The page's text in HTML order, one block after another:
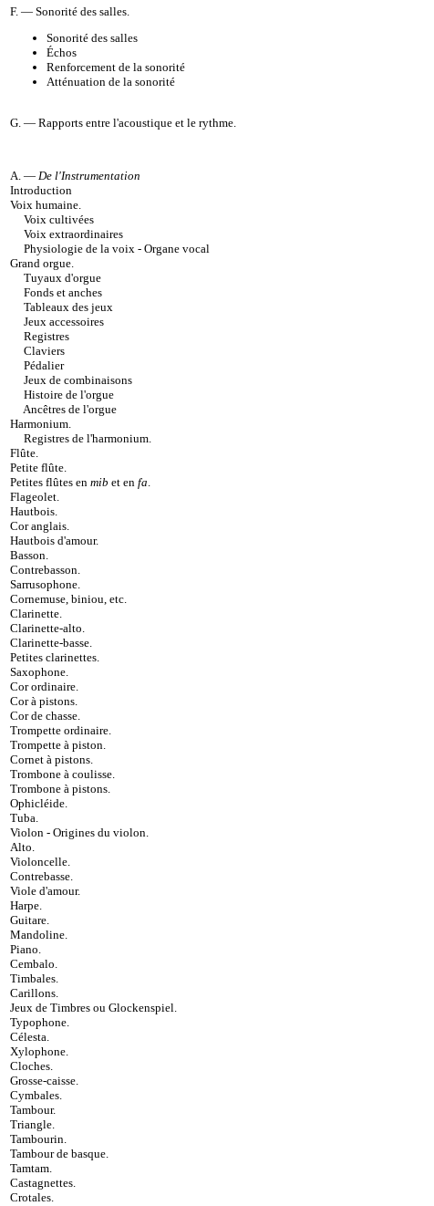
F. — Sonorité des salles.
Sonorité des salles
Échos
Renforcement de la sonorité
Atténuation de la sonorité
G. — Rapports entre l'acoustique et le rythme.
A. — De l'Instrumentation
Introduction
Voix humaine.
Voix cultivées
Voix extraordinaires
Physiologie de la voix - Organe vocal
Grand orgue.
Tuyaux d'orgue
Fonds et anches
Tableaux des jeux
Jeux accessoires
Registres
Claviers
Pédalier
Jeux de combinaisons
Histoire de l'orgue
Ancêtres de l'orgue
Harmonium.
Registres de l'harmonium.
Flûte.
Petite flûte.
Petites flûtes en mib et en fa.
Flageolet.
Hautbois.
Cor anglais.
Hautbois d'amour.
Basson.
Contrebasson.
Sarrusophone.
Cornemuse, biniou, etc.
Clarinette.
Clarinette-alto.
Clarinette-basse.
Petites clarinettes.
Saxophone.
Cor ordinaire.
Cor à pistons.
Cor de chasse.
Trompette ordinaire.
Trompette à piston.
Cornet à pistons.
Trombone à coulisse.
Trombone à pistons.
Ophicléide.
Tuba.
Violon - Origines du violon.
Alto.
Violoncelle.
Contrebasse.
Viole d'amour.
Harpe.
Guitare.
Mandoline.
Piano.
Cembalo.
Timbales.
Carillons.
Jeux de Timbres ou Glockenspiel.
Typophone.
Célesta.
Xylophone.
Cloches.
Grosse-caisse.
Cymbales.
Tambour.
Triangle.
Tambourin.
Tambour de basque.
Tamtam.
Castagnettes.
Crotales.